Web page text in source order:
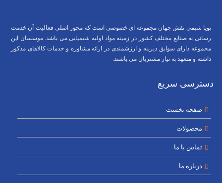
پویا شیمی نقش جهان مجموعه ای خصوصی است که محور اصلی فعالیت آن خدمت
رسانی به صنایع مختلف کشور در زمینه مواد اولیه شیمیایی می باشد. موسسان این
مجموعه دارای سوابق دیرینه و ارزشمندی در ارائه مشاوره و خدمات کالاهای مذکور
داشته و متعهد به نیاز مشتریان می باشند.
دسترسی سریع
صفحه نخست
محصولات
تماس با ما
درباره ما